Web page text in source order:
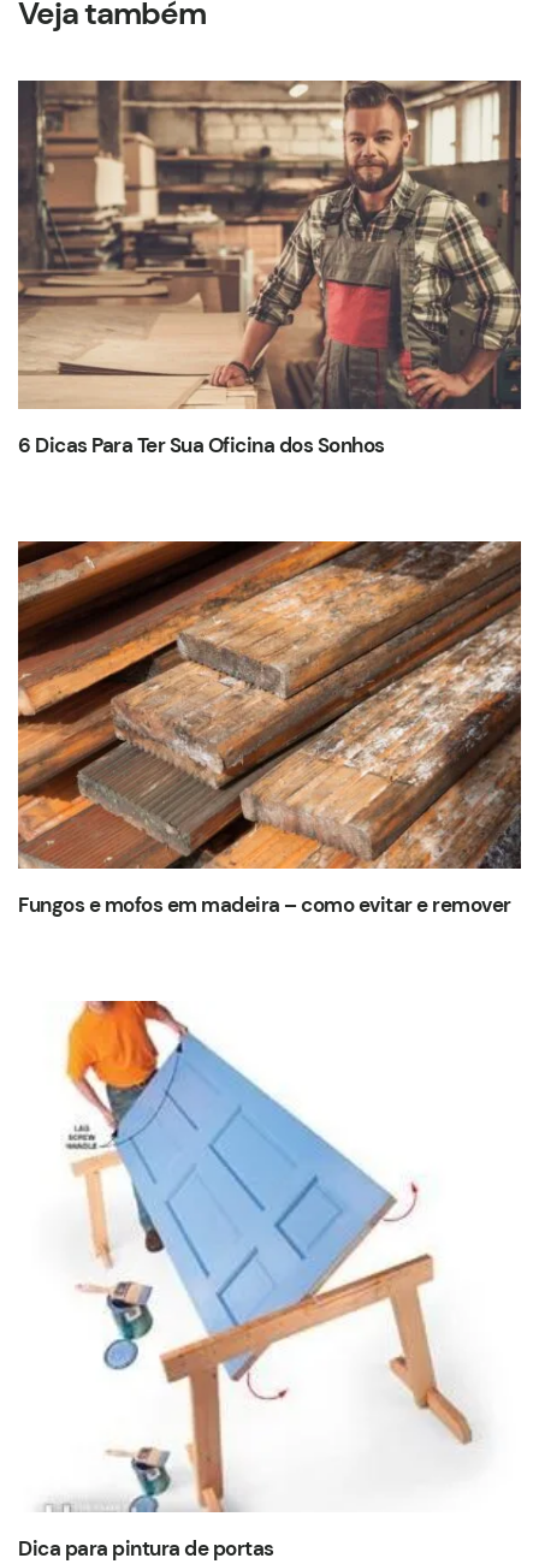
Veja também
6 Dicas Para Ter Sua Oficina dos Sonhos
Fungos e mofos em madeira – como evitar e remover
Dica para pintura de portas